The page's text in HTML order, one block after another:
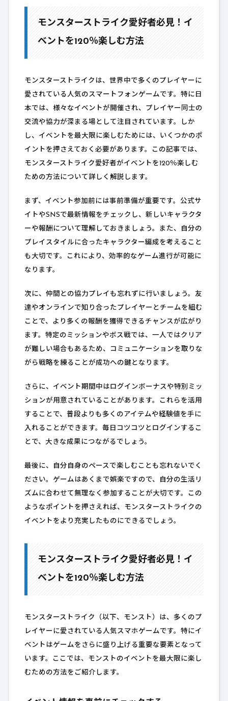
モンスターストライク愛好者必見！イ
ベントを120％楽しむ方法
モンスターストライクは、世界中で多くのプレイヤーに
愛されている人気のスマートフォンゲームです。特に日
本では、様々なイベントが開催され、プレイヤー同士の
交流や協力が深まる場として注目されています。しか
し、イベントを最大限に楽しむためには、いくつかのポ
イントを押さえておく必要があります。この記事では、
モンスターストライク愛好者がイベントを120％楽しむ
ための方法について詳しく解説します。
まず、イベント参加前には事前準備が重要です。公式サ
イトやSNSで最新情報をチェックし、新しいキャラクタ
ーや報酬について理解しておきましょう。また、自分の
プレイスタイルに合ったキャラクター編成を考えること
も大切です。これにより、効率的なゲーム進行が可能に
なります。
次に、仲間との協力プレイも忘れずに行いましょう。友
達やオンラインで知り合ったプレイヤーとチームを組む
ことで、より多くの報酬を獲得できるチャンスが広がり
ます。特定のミッションやボス戦では、一人ではクリア
が難しい場合もあるため、コミュニケーションを取りな
がら戦略を練ることが成功への鍵となります。
さらに、イベント期間中はログインボーナスや特別ミッ
ションが用意されていることがあります。これらを活用
することで、普段よりも多くのアイテムや経験値を手に
入れることができます。毎日コツコツとログインするこ
とで、大きな成果につながるでしょう。
最後に、自分自身のペースで楽しむことも忘れないでく
ださい。ゲームはあくまで娯楽ですので、自分の生活リ
ズムに合わせて無理なく参加することが大切です。この
ようなポイントを押さえれば、モンスターストライクの
イベントをより充実したものにできるでしょう。
モンスターストライク愛好者必見！イ
ベントを120％楽しむ方法
モンスターストライク（以下、モンスト）は、多くのプ
レイヤーに愛されている人気スマホゲームです。特にイ
ベントはゲームをさらに盛り上げる重要な要素となって
います。ここでは、モンストのイベントを最大限に楽し
むための方法をご紹介します。